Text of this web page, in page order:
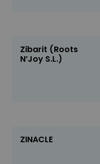
Zibarit (Roots
N’Joy S.L.)
ZINACLE